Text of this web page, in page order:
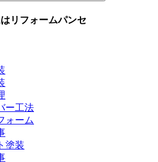
リフォームパンセ
ー工法
ォーム
塗装